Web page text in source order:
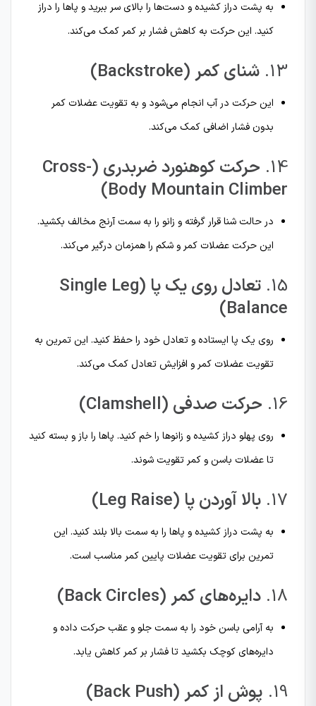
به پشت دراز کشیده و دست‌ها را بالای سر ببرید و پاها را دراز
کنید. این حرکت به کاهش فشار بر کمر کمک می‌کند.
13. شنای کمر (Backstroke)
این حرکت در آب انجام می‌شود و به تقویت عضلات کمر
بدون فشار اضافی کمک می‌کند.
14.
حرکت کوهنورد ضربدری (Cross-
Body Mountain Climber)
در حالت شنا قرار گرفته و زانو را به سمت آرنج مخالف بکشید.
این حرکت عضلات کمر و شکم را همزمان درگیر می‌کند.
15.
تعادل روی یک پا (Single Leg
Balance)
روی یک پا ایستاده و تعادل خود را حفظ کنید. این تمرین به
تقویت عضلات کمر و افزایش تعادل کمک می‌کند.
16. حرکت صدفی (Clamshell)
روی پهلو دراز کشیده و زانوها را خم کنید. پاها را باز و بسته کنید
تا عضلات باسن و کمر تقویت شوند.
17. بالا آوردن پا (Leg Raise)
به پشت دراز کشیده و پاها را به سمت بالا بلند کنید. این
تمرین برای تقویت عضلات پایین کمر مناسب است.
18. دایره‌های کمر (Back Circles)
به آرامی باسن خود را به سمت جلو و عقب حرکت داده و
دایره‌های کوچک بکشید تا فشار بر کمر کاهش یابد.
19. پوش از کمر (Back Push)